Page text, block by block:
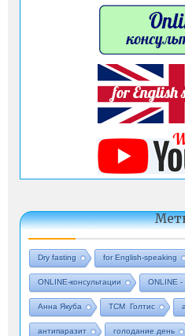
Dry fasting for English-speaking
ONLINE-консультации ONLINE
Анна Якуба ТСМ Голтис
антипаразит голодание день